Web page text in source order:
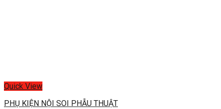
Quick View
PHỤ KIỆN NỘI SOI PHẪU THUẬT